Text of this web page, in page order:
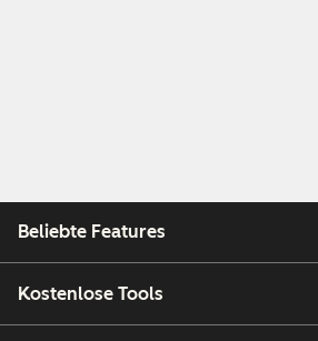
Beliebte Features
Kostenlose Tools